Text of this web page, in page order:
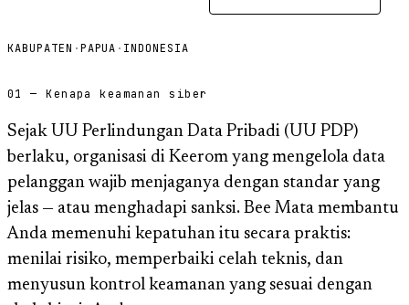
KABUPATEN ·PAPUA · INDONESIA
01 — Kenapa keamanan siber
Sejak UU Perlindungan Data Pribadi (UU PDP)
berlaku, organisasi di Keerom yang mengelola data
pelanggan wajib menjaganya dengan standar yang
jelas — atau menghadapi sanksi. Bee Mata membantu
Anda memenuhi kepatuhan itu secara praktis:
menilai risiko, memperbaiki celah teknis, dan
menyusun kontrol keamanan yang sesuai dengan